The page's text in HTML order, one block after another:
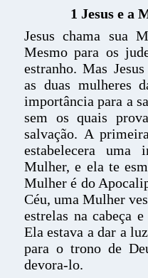
1 Jesus e a
Jesus chama sua
Mesmo para os
estranho. Mas
as duas mulheres
importância para a
sem os quais
salvação. A
estabelecera
Mulher, e ela te
Mulher é do
Céu, uma Mulher
estrelas na cabeça
Ela estava a dar a
para o trono de
devora-lo.